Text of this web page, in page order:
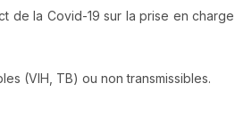
de la Covid-19 sur la prise en charge
(VIH, TB) ou non transmissibles.